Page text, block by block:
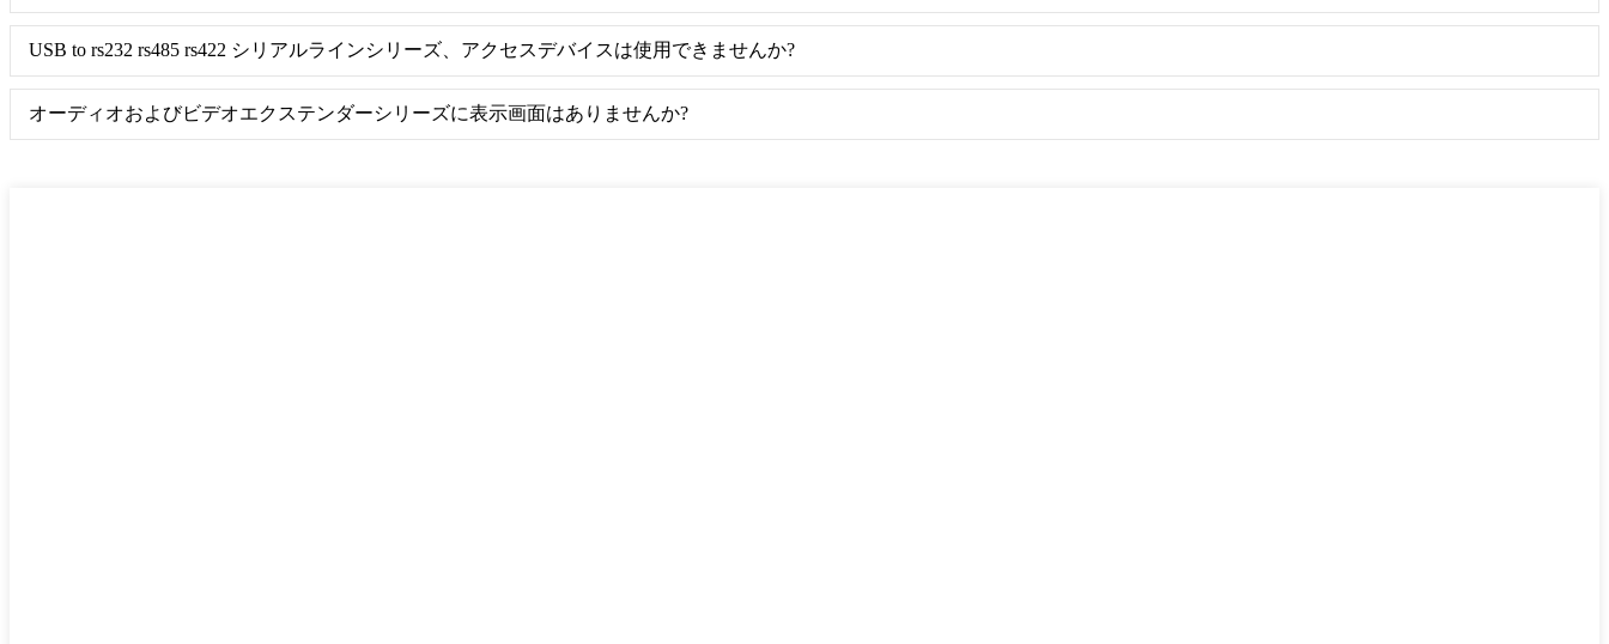
USB to rs232 rs485 rs422 シリアルラインシリーズ、アクセスデバイスは使用できませんか?
オーディオおよびビデオエクステンダーシリーズに表示画面はありませんか?